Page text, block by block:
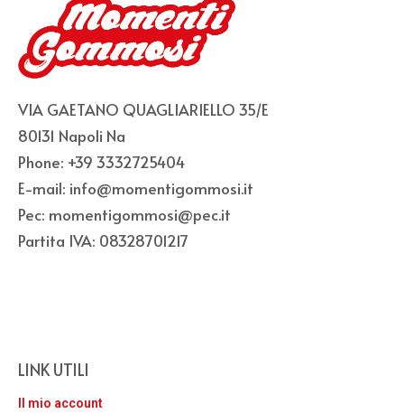
VIA GAETANO QUAGLIARIELLO 35/E
80131 Napoli Na
Phone: +39 3332725404
E-mail: info@momentigommosi.it
Pec: momentigommosi@pec.it
Partita IVA: 08328701217
LINK UTILI
Il mio account